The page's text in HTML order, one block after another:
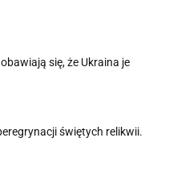
się, że Ukraina je
świętych relikwii.